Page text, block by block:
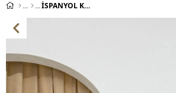
İSPANYOL KOL GOFRE ELBİSE SİYAH